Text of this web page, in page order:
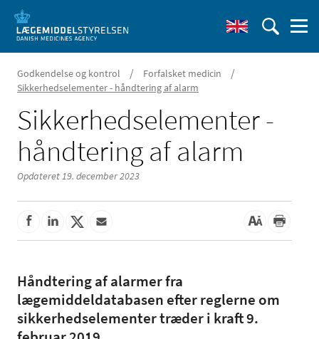
Godkendelse og kontrol / Forfalsket medicin /
Sikkerhedselementer - håndtering af alarm
Sikkerhedselementer -
håndtering af alarm
Opdateret 19. december 2023
Håndtering af alarmer fra
lægemiddeldatabasen efter reglerne om
sikkerhedselementer træder i kraft 9.